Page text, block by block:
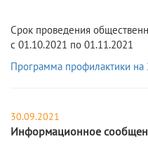
Срок проведения
с 01.10.2021 по 01.11.2021
Программа профилактики на
30.09.2021
Информационное